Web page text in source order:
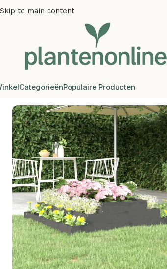
Skip to main content
CategorieënPopulaire Producten
Plantenbakken